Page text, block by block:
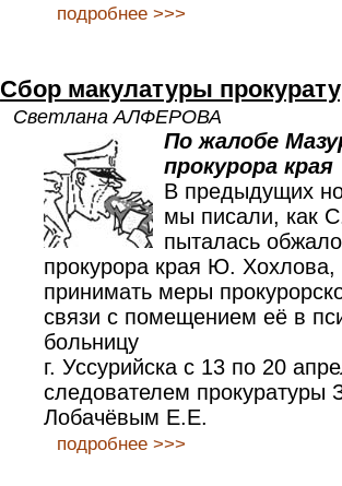
подробнее >>>
Сбор макулатуры
Светлана АЛФЕРОВА
По жалобе
прокурора края
В предыдущих
мы писали, как
пыталась
прокурора края Ю. Хохлова,
принимать меры
связи с помещением её в
больницу
г. Уссурийска с 13 по 20
следователем прокуратуры
Лобачёвым Е.Е.
подробнее >>>